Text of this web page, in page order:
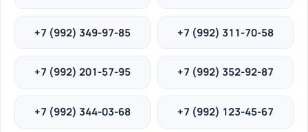
+7 (992) 349-97-85 +7 (992) 311-70-58
+7 (992) 201-57-95 +7 (992) 352-92-87
+7 (992) 344-03-68 +7 (992) 123-45-67